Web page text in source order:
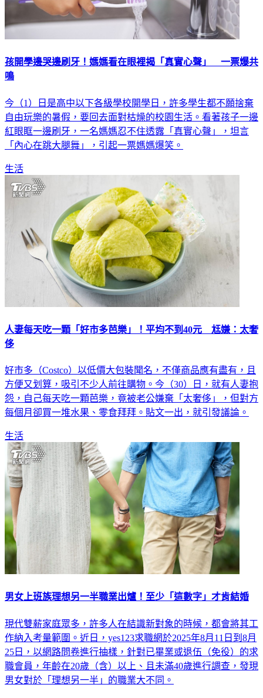
孩開學邊哭邊刷牙！媽媽看在眼裡揭「真實心聲」 一票爆共
鳴
今（1）日是高中以下各級學校開學日，許多學生都不願捨棄
自由玩樂的暑假，要回去面對枯燥的校園生活。看著孩子一邊
紅眼眶一邊刷牙，一名媽媽忍不住透露「真實心聲」，坦言
「內心在跳大腿舞」，引起一票媽媽爆笑。
生活
人妻每天吃一顆「好市多芭樂」！平均不到40元 尪嫌：太奢
侈
好市多（Costco）以低價大包裝聞名，不僅商品應有盡有，且
方便又划算，吸引不少人前往購物。今（30）日，就有人妻抱
怨，自己每天吃一顆芭樂，竟被老公嫌棄「太奢侈」，但對方
每個月卻買一堆水果、零食拜拜。貼文一出，就引發議論。
生活
男女上班族理想另一半職業出爐！至少「這數字」才肯結婚
現代雙薪家庭眾多，許多人在結識新對象的時候，都會將其工
作納入考量範圍。近日，yes123求職網於2025年8月11日到8月
25日，以網路問卷進行抽樣，針對已畢業或退伍（免役）的求
職會員，年齡在20歲（含）以上、且未滿40歲進行調查，發現
男女對於「理想另一半」的職業大不同。